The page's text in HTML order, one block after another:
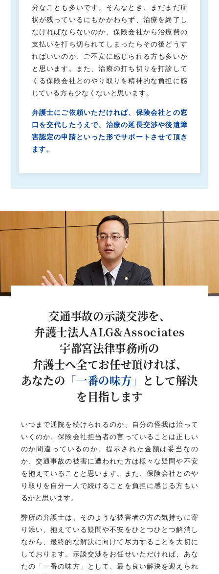
分なことも多いです。そんなとき、まだまだ症
状が残っているにもかかわらず、治療を終了し
なければならないのか、保険会社から治療費の
支払いを打ち切られてしまったらその後どうす
ればいいのか、ご不安に感じられる方も多いか
と思います。また、治療の打ち切りを打診して
くる保険会社とのやり取りを精神的な負担に感
じている方も少なくないと思います。
弁護士にご依頼いただければ、保険会社との窓
口を交代したうえで、治療の延長交渉や後遺障
害認定の申請といった形でサポートさせて頂き
ます。
交通事故の示談交渉を、
弁護士法人ALG&Associates
宇都宮法律事務所の
弁護士へ全てお任せ頂ければ、
あなたの 「一番の味方」 として解決
を目指します
いつまで通院を続けられるのか、自分の怪我は治って
いくのか、保険会社担当者の言っていることは正しい
のか間違っているのか、提示された金額は妥当なの
か、交通事故の被害に遭われた方は様々な疑問や不安
を抱えていることと思います。また、保険会社とのや
り取りを自分一人で続けることを負担に感じる方もい
るかと思います。
弊所の弁護士は、そのような被害者の方の気持ちに寄
り添い、抱えている疑問や不安をひとつひとつ解消し
ながら、最終的な解決に向けて尽力することを大切に
しております。示談交渉をお任せいただければ、あな
たの「一番の味方」として、最も良い解決を迎えられ